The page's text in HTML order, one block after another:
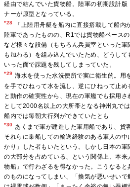
経由で結んでいた貨物船。陸軍の初期設計
ナーが原型となっている。
*28
「上陸用舟艇を船内に直接搭載して船
陸軍であったものの、R1では貨物船ベース
など様々な設備（もちろん兵員室といった
も加わる）を組み込んでいたため、どうし
いった面で課題を残してしまっていた。
*29 海水を使った水洗便所で実に衛生的。用
を手でひねって水を流し、逆にひねって止
と動作の確実性から、現在の軍艦でも採用
として2000名以上の大所帯となる神州丸で
船内では毎朝大行列ができていたとも
*30 あくまで軍が建造した軍用船であり、貨
それらに乗船しての輸送経験のある軍人の
かり」した者もいたという。しかし日本の
の大部分を占めている、という関係上、本
物船」で行わざるを得なかった。こうなる
のものになってしまい、「換気が悪いせいで